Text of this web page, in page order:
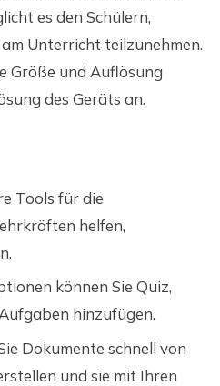
es den Schülern,
Unterricht teilzunehmen.
Größe und Auflösung
des Geräts an.
Tools für die
helfen,
können Sie Quiz,
hinzufügen.
Dokumente schnell von
und sie mit Ihren